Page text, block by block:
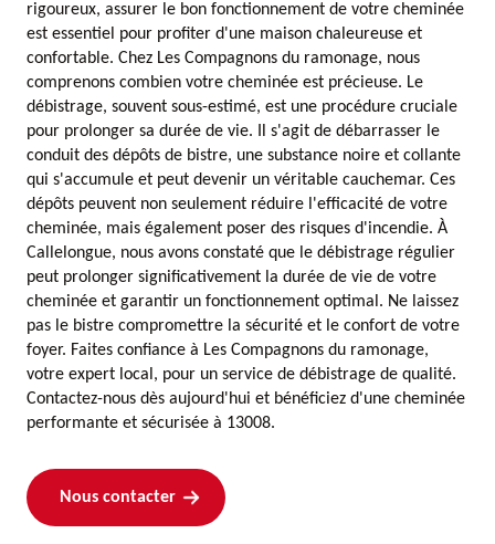
rigoureux, assurer le bon fonctionnement de votre cheminée
est essentiel pour profiter d'une maison chaleureuse et
confortable. Chez Les Compagnons du ramonage, nous
comprenons combien votre cheminée est précieuse. Le
débistrage, souvent sous-estimé, est une procédure cruciale
pour prolonger sa durée de vie. Il s'agit de débarrasser le
conduit des dépôts de bistre, une substance noire et collante
qui s'accumule et peut devenir un véritable cauchemar. Ces
dépôts peuvent non seulement réduire l'efficacité de votre
cheminée, mais également poser des risques d'incendie. À
Callelongue, nous avons constaté que le débistrage régulier
peut prolonger significativement la durée de vie de votre
cheminée et garantir un fonctionnement optimal. Ne laissez
pas le bistre compromettre la sécurité et le confort de votre
foyer. Faites confiance à Les Compagnons du ramonage,
votre expert local, pour un service de débistrage de qualité.
Contactez-nous dès aujourd'hui et bénéficiez d'une cheminée
performante et sécurisée à 13008.
Nous contacter